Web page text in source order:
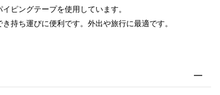
ピングテープを使用しています。
持ち運びに便利です。外出や旅行に最適です。